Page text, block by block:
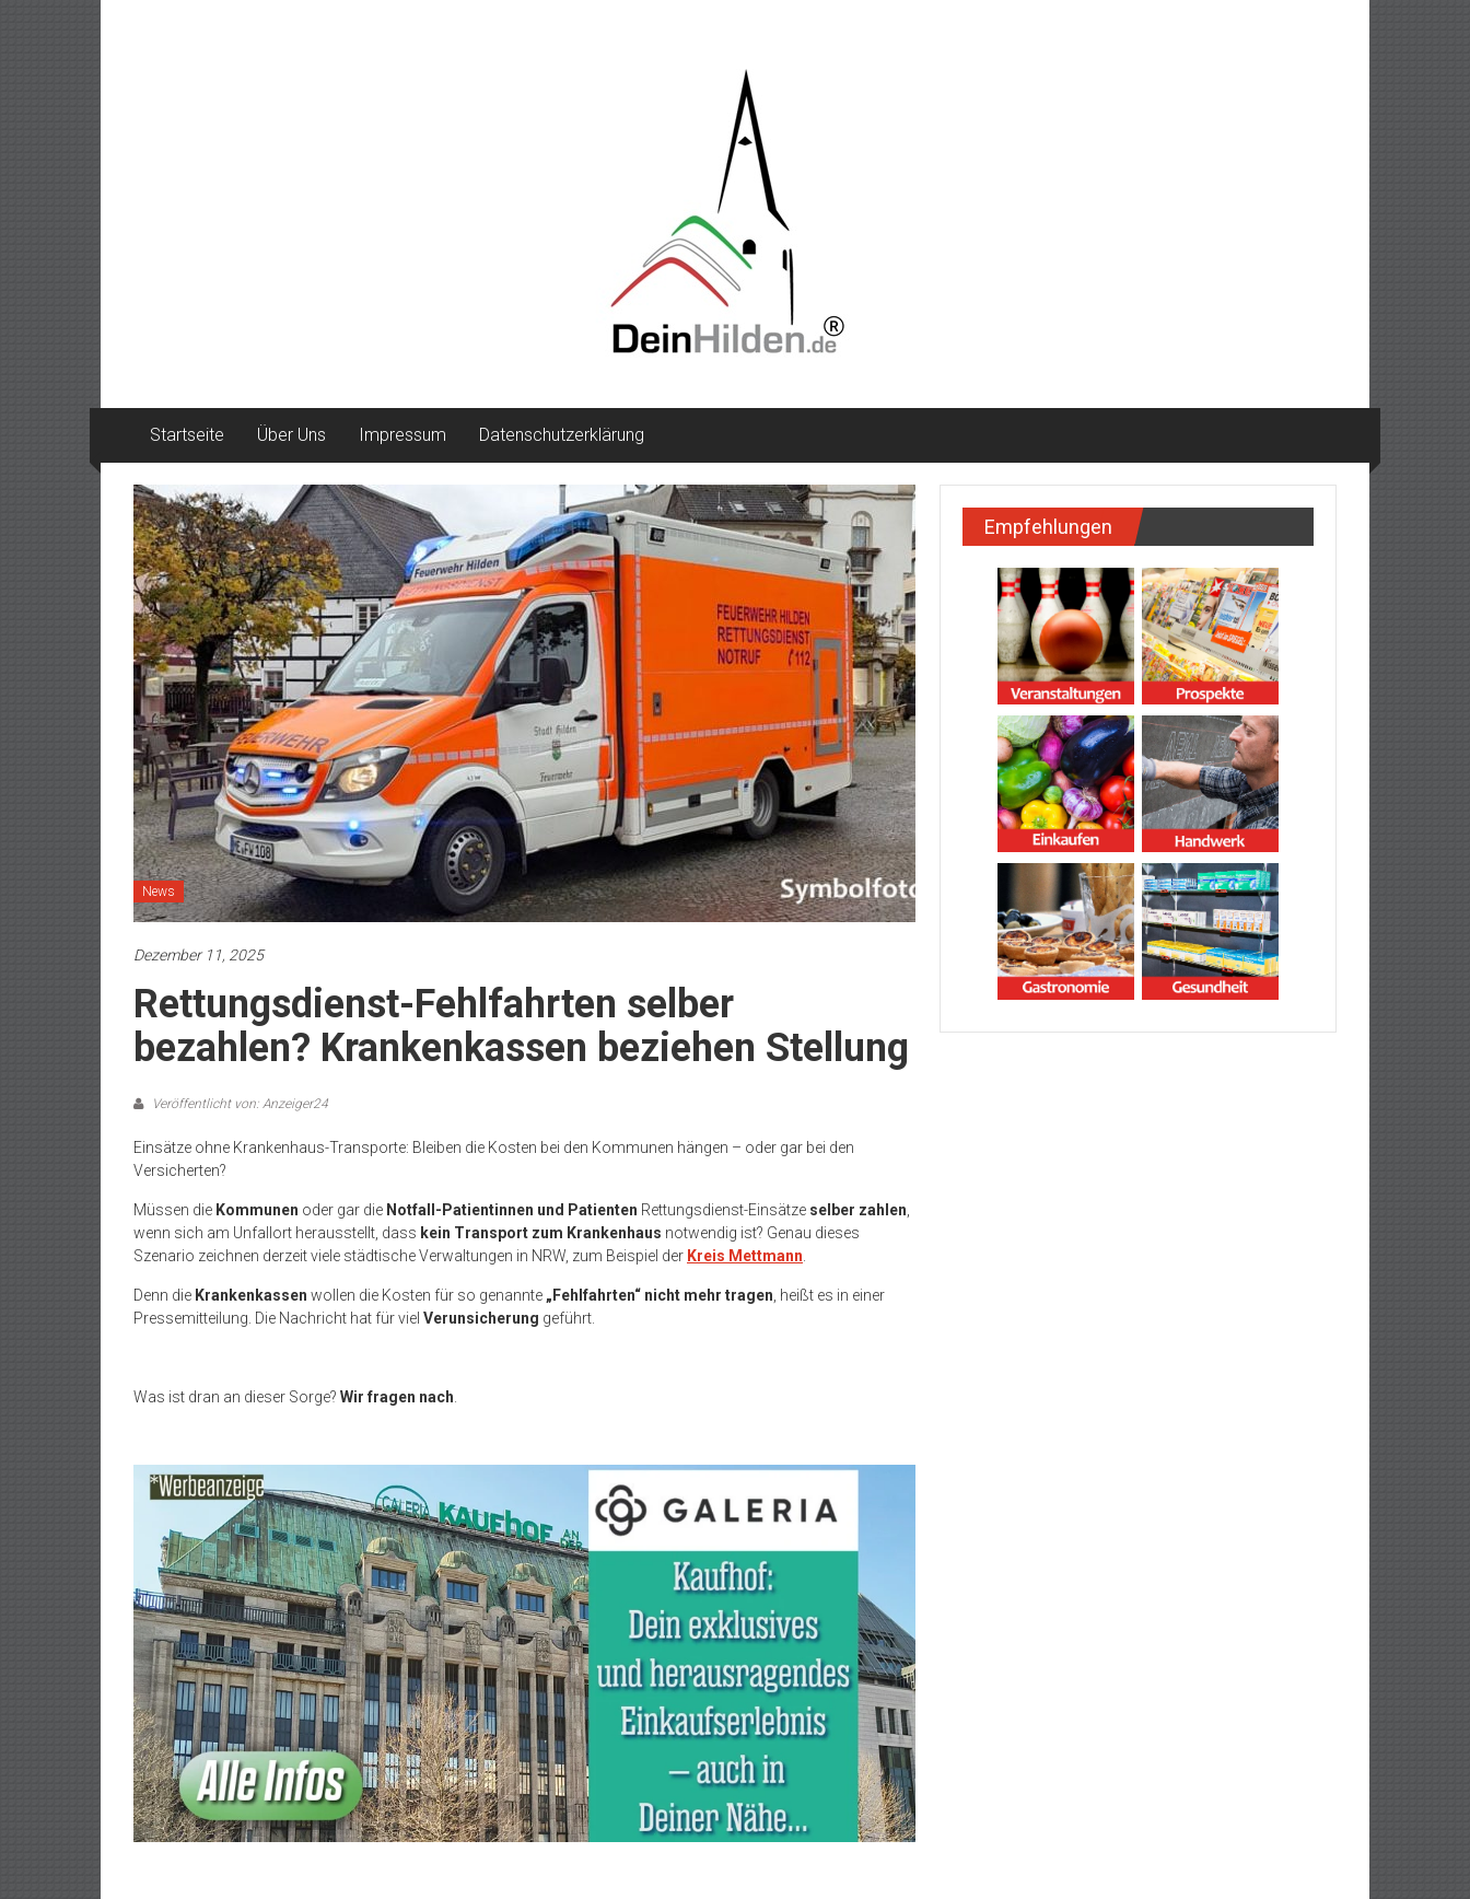
Startseite Über Uns Impressum Datenschutzerklärung
News
Dezember 11, 2025
Rettungsdienst-Fehlfahrten selber
bezahlen? Krankenkassen beziehen Stellung
Veröffentlicht von: Anzeiger24
Einsätze ohne Krankenhaus-Transporte: Bleiben die Kosten bei den Kommunen hängen – oder gar bei den
Versicherten?
Müssen die Kommunen oder gar die Notfall-Patientinnen und Patienten Rettungsdienst-Einsätze selber zahlen
wenn sich am Unfallort herausstellt, dass kein Transport zum Krankenhaus notwendig ist? Genau dieses
Szenario zeichnen derzeit viele städtische Verwaltungen in NRW, zum Beispiel der Kreis Mettmann
Denn die Krankenkassen wollen die Kosten für so genannte „Fehlfahrten“ nicht mehr tragen , heißt es in einer
Pressemitteilung. Die Nachricht hat für viel Verunsicherung geführt.
Was ist dran an dieser Sorge? Wir fragen nach
Empfehlungen